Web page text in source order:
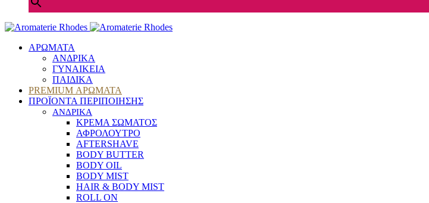
ΑΡΩΜΑΤΑ
ΑΝΔΡΙΚΑ
ΓΥΝΑΙΚΕΙΑ
ΠΑΙΔΙΚΑ
PREMIUM ΑΡΩΜΑΤΑ
ΠΡΟΪΟΝΤΑ ΠΕΡΙΠΟΙΗΣΗΣ
ΑΝΔΡΙΚΑ
ΚΡΕΜΑ ΣΩΜΑΤΟΣ
ΑΦΡΟΛΟΥΤΡΟ
AFTERSHAVE
BODY BUTTER
BODY OIL
BODY MIST
HAIR & BODY MIST
ROLL ON